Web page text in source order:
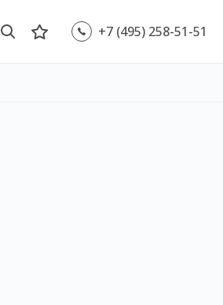
+7 (495) 258-51-51